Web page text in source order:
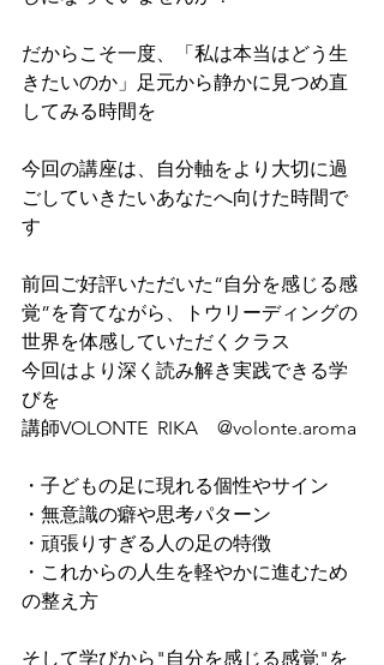
だからこそ一度、「私は本当はどう生
きたいのか」足元から静かに見つめ直
してみる時間を
今回の講座は、自分軸をより大切に過
ごしていきたいあなたへ向けた時間で
す
前回ご好評いただいた“自分を感じる感
覚”を育てながら、トウリーディングの
世界を体感していただくクラス
今回はより深く読み解き実践できる学
びを
講師VOLONTE  RIKA　@volonte.aroma
・子どもの足に現れる個性やサイン
・無意識の癖や思考パターン
・頑張りすぎる人の足の特徴
・これからの人生を軽やかに進むため
の整え方
そして学びから"自分を感じる感覚"を